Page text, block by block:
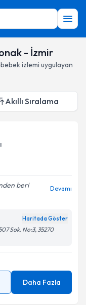
- İzmir
izlemi uygulayan
Akıllı Sıralama
beri
Devamı
Haritada Göster
Sok. No:3, 35270
Daha Fazla